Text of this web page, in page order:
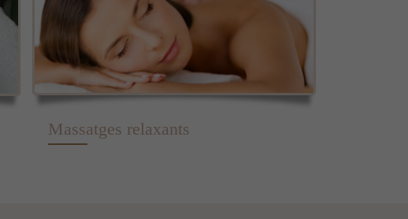
Massatges relaxants